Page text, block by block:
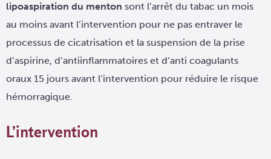
lipoaspiration du menton sont l’arrêt du tabac un mois
au moins avant l’intervention pour ne pas entraver le
processus de cicatrisation et la suspension de la prise
d’aspirine, d’antiinflammatoires et d’anti coagulants
oraux 15 jours avant l’intervention pour réduire le risque
hémorragique.
L’intervention